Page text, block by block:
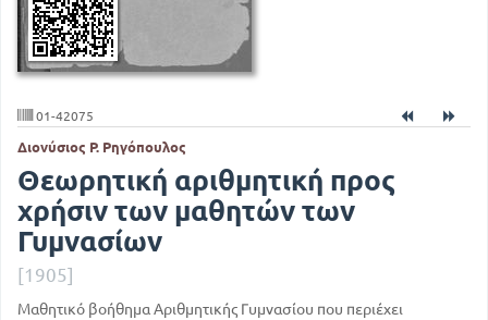
01-42075
Διονύσιος Ρ. Ρηγόπουλος
Θεωρητική αριθμητική προς
χρήσιν των μαθητών των
Γυμνασίων
[1905]
Μαθητικό βοήθημα Αριθμητικής Γυμνασίου που περιέχει